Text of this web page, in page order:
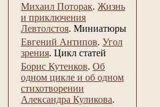
Михаил Поторак. Жизнь
и приключения
Левтолстоя. Миниатюры
Евгений Антипов. Угол
зрения. Цикл статей
Борис Кутенков. Об
одном цикле и об одном
стихотворении
Александра Куликова.